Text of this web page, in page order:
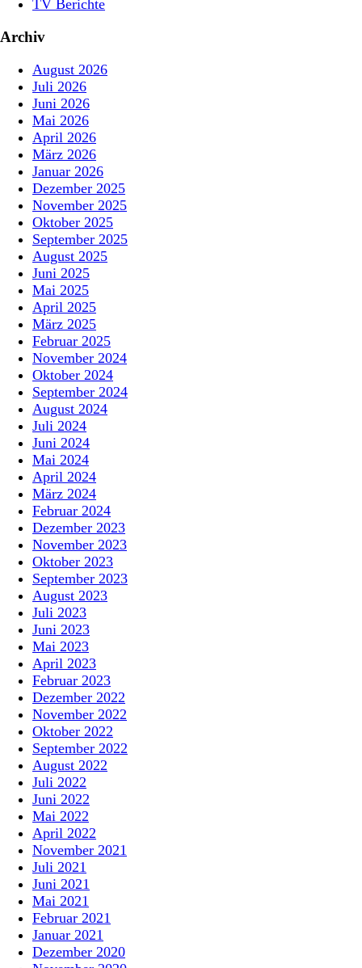
TV Berichte
Archiv
August 2026
Juli 2026
Juni 2026
Mai 2026
April 2026
März 2026
Januar 2026
Dezember 2025
November 2025
Oktober 2025
September 2025
August 2025
Juni 2025
Mai 2025
April 2025
März 2025
Februar 2025
November 2024
Oktober 2024
September 2024
August 2024
Juli 2024
Juni 2024
Mai 2024
April 2024
März 2024
Februar 2024
Dezember 2023
November 2023
Oktober 2023
September 2023
August 2023
Juli 2023
Juni 2023
Mai 2023
April 2023
Februar 2023
Dezember 2022
November 2022
Oktober 2022
September 2022
August 2022
Juli 2022
Juni 2022
Mai 2022
April 2022
November 2021
Juli 2021
Juni 2021
Mai 2021
Februar 2021
Januar 2021
Dezember 2020